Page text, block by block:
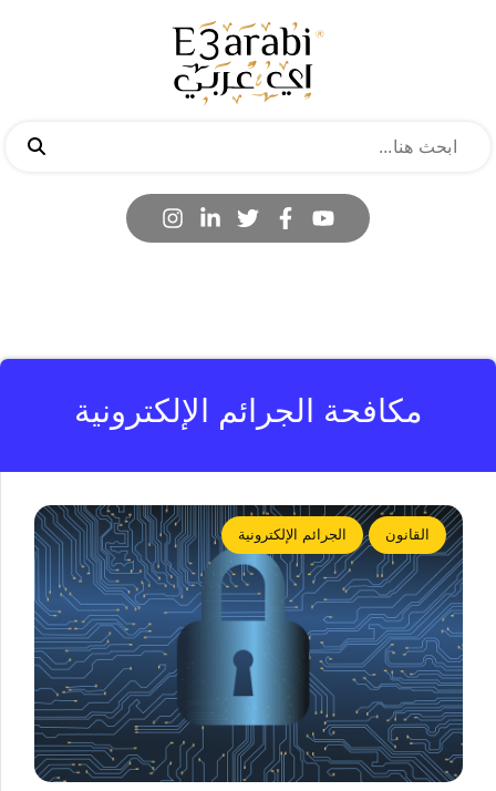
مكافحة الجرائم الإلكترونية
القانون الجرائم الإلكترونية